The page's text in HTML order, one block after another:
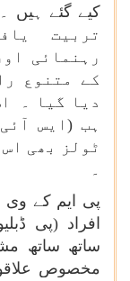
تربیت
رہنمائی
کے متنوع
دیا گیا ۔
ہب (ایس
ٹولز بھی
۔
افراد (پی
ساتھ ساتھ
مخصوص